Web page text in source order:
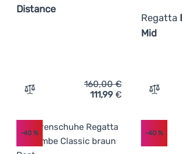
Distance
Zum Vergleich 'Herrenschuhe
160,00€
111,99 €
Regatta
Mid
Zum
-40 % -40%